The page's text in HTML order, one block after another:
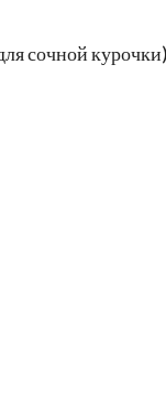
сочной